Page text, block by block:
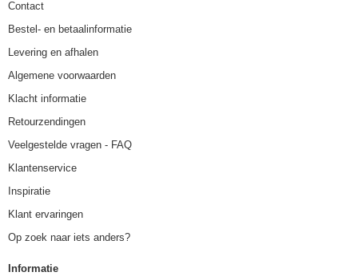
Contact
Bestel- en betaalinformatie
Levering en afhalen
Algemene voorwaarden
Klacht informatie
Retourzendingen
Veelgestelde vragen - FAQ
Klantenservice
Inspiratie
Klant ervaringen
Op zoek naar iets anders?
Informatie